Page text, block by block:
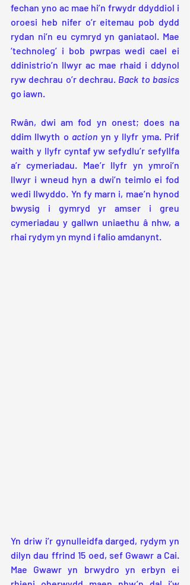
fechan yno ac mae hi’n frwydr ddyddiol i
oroesi heb nifer o’r eitemau pob dydd
rydan ni’n eu cymryd yn ganiataol. Mae
‘technoleg’ i bob pwrpas wedi cael ei
ddinistrio’n llwyr ac mae rhaid i ddynol
ryw dechrau o’r dechrau. Back to basics
go iawn.
Rwân, dwi am fod yn onest; does na
ddim llwyth o action yn y llyfr yma. Prif
waith y llyfr cyntaf yw sefydlu’r sefyllfa
a’r cymeriadau. Mae’r llyfr yn ymroi’n
llwyr i wneud hyn a dwi’n teimlo ei fod
wedi llwyddo. Yn fy marn i, mae’n hynod
bwysig i gymryd yr amser i greu
cymeriadau y gallwn uniaethu â nhw, a
rhai rydym yn mynd i falio amdanynt.
Yn driw i’r gynulleidfa darged, rydym yn
dilyn dau ffrind 15 oed, sef Gwawr a Cai.
Mae Gwawr yn brwydro yn erbyn ei